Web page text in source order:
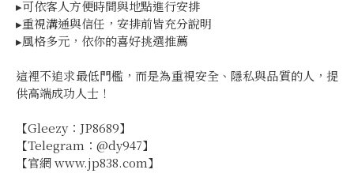
▸可依客人方便時間與地點進行安排
▸重視溝通與信任，安排前皆充分說明
▸風格多元，依你的喜好挑選推薦
這裡不追求最低門檻，而是為重視安全、隱私與品質的人，提
供高端成功人士！
【Gleezy：JP8689】
【Telegram：@dy947】
【官網 www.jp838.com】